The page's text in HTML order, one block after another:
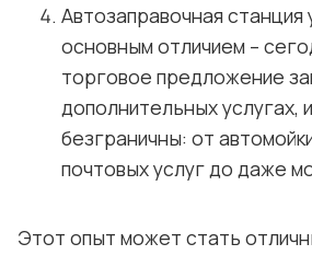
Автозаправочная станция
основным отличием –
торговое предложение
дополнительных услугах,
безграничны: от
почтовых услуг до даже
Этот опыт может стать